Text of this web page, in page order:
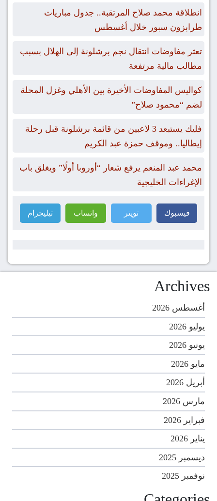
انطلاقة محمد صلاح المرتقبة.. جدول مباريات
طرابزون سبور خلال أغسطس
تعثر مفاوضات انتقال نجم برشلونة إلى الهلال بسبب
مطالب مالية مرتفعة
كواليس المفاوضات الأخيرة بين الأهلي وغزل المحلة
لضم “محمود صلاح”
فليك يستبعد 3 لاعبين من قائمة برشلونة قبل رحلة
إيطاليا.. وموقف حمزة عبد الكريم
محمد عبد المنعم يرفع شعار “أوروبا أولًا” ويغلق باب
الإغراءات الخليجية
فيسبوك تويتر واتساب تيليجرام
Archives
أغسطس 2026
يوليو 2026
يونيو 2026
مايو 2026
أبريل 2026
مارس 2026
فبراير 2026
يناير 2026
ديسمبر 2025
نوفمبر 2025